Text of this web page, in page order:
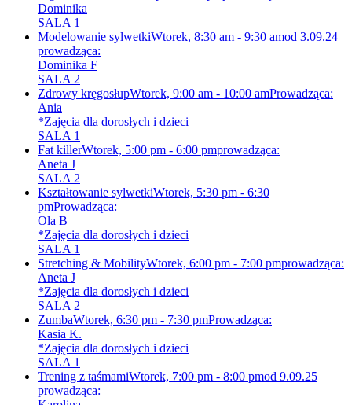
Dominika
SALA 1
Modelowanie sylwetkiWtorek, 8:30 am - 9:30 amod 3.09.24
prowadząca:
Dominika F
SALA 2
Zdrowy kręgosłupWtorek, 9:00 am - 10:00 amProwadząca:
Ania
*Zajęcia dla dorosłych i dzieci
SALA 1
Fat killerWtorek, 5:00 pm - 6:00 pmprowadząca:
Aneta J
SALA 2
Kształtowanie sylwetkiWtorek, 5:30 pm - 6:30
pmProwadząca:
Ola B
*Zajęcia dla dorosłych i dzieci
SALA 1
Stretching & MobilityWtorek, 6:00 pm - 7:00 pmprowadząca:
Aneta J
*Zajęcia dla dorosłych i dzieci
SALA 2
ZumbaWtorek, 6:30 pm - 7:30 pmProwadząca:
Kasia K.
*Zajęcia dla dorosłych i dzieci
SALA 1
Trening z taśmamiWtorek, 7:00 pm - 8:00 pmod 9.09.25
prowadząca: